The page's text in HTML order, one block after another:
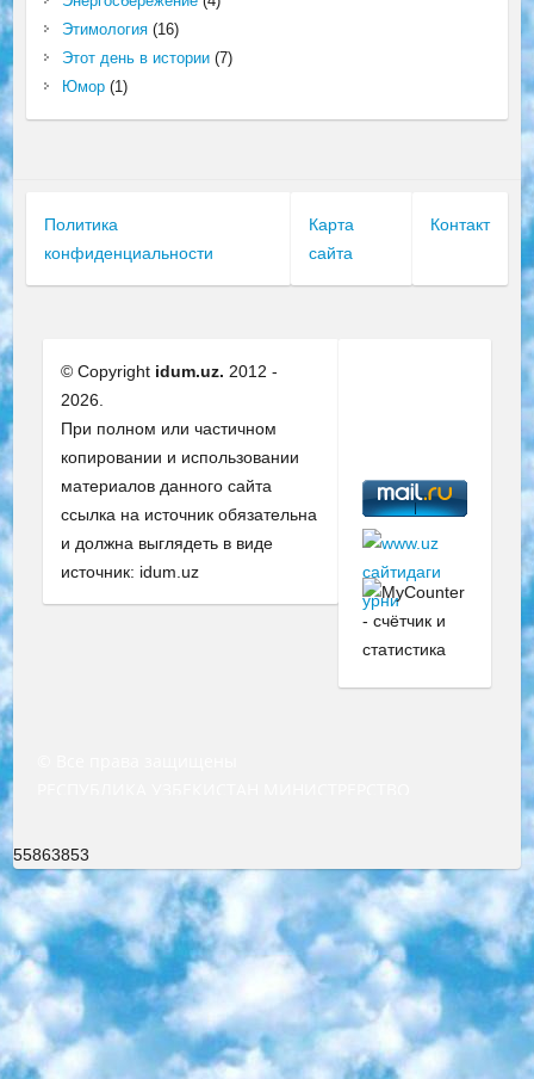
Этимология(16)
Этот день в истории(7)
Юмор(1)
Политика
конфиденциальности
Карта
сайта
Контакт
© Copyright idum.uz. 2012 -
2026.
При полном или частичном
копировании и использовании
материалов данного сайта
ссылка на источник обязательна
и должна выглядеть в виде
источник: idum.uz
55863853